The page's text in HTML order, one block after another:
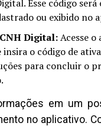
Esse código
ou exibido no
Digital:Acesse
o código de
para concluir o
em um
no aplicativo.